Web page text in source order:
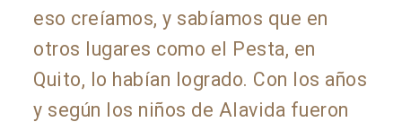
eso creíamos, y sabíamos que en
otros lugares como el Pesta, en
Quito, lo habían logrado. Con los años
y según los niños de Alavida fueron